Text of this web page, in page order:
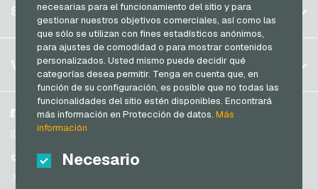
necesarias para el funcionamiento del sitio y para
gestionar nuestros objetivos comerciales, así como las
que sólo se utilizan con fines estadísticos anónimos,
para ajustes de comodidad o para mostrar contenidos
personalizados. Usted mismo puede decidir qué
categorías desea permitir. Tenga en cuenta que, en
función de su configuración, es posible que no todas las
funcionalidades del sitio estén disponibles. Encontrará
más información en Protección de datos.Más
información
Necesario
Alemania (EN)
Francia
Italia
Países Bajos
Austria
Portugal
Suiza (DE)
Registrar
Iniciar sesión
Mi carrito
SERVICIO
FAQ
Modos de pago
Condiciones generales&Derecho de revocación
Protección de datos
VGO-SHOP
Sobre nosotros
Participantes
Facebook
Instagram
TikTok